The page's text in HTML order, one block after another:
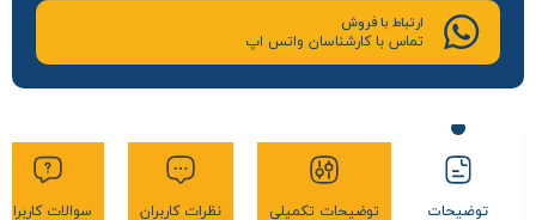
ارتباط با فروش
تماس با کارشناسان واتس اپ
توضیحات توضیحات تکمیلی نظرات کاربران سوالات کاربران